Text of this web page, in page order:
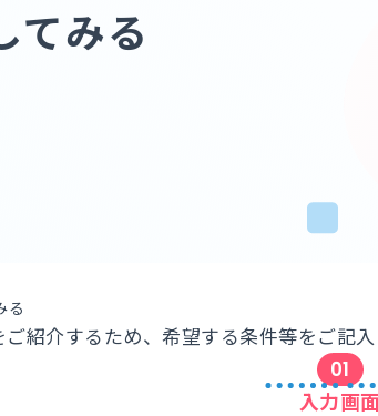
てみる
る
紹介するため、希望する条件等をご記入
入力画面